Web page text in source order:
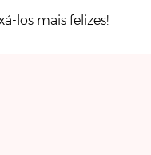
los mais felizes!